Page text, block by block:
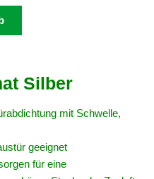
Silber
mit Schwelle,
geeignet
für eine